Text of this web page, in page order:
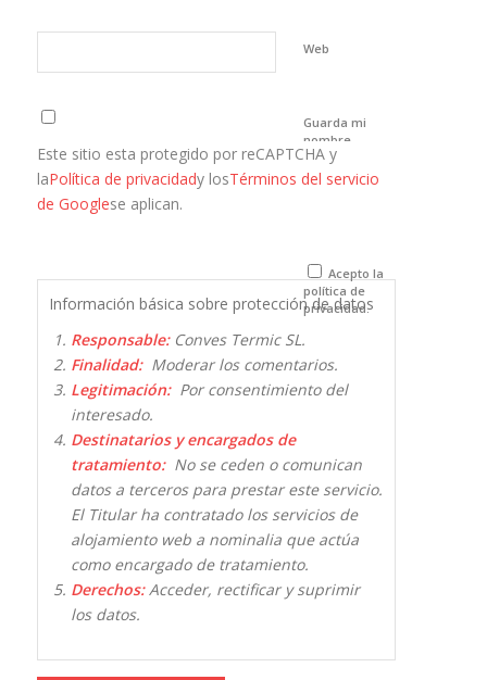
Web
Guarda mi
nombre,
correo
electrónico y
que comente.
Este sitio esta protegido por reCAPTCHA y
laPolítica de privacidady losTérminos del servicio
de Googlese aplican.
Acepto la
política de
privacidad.
Información básica sobre protección de datos
Responsable:Conves Termic SL.
Finalidad:Moderar los comentarios.
Legitimación:Por consentimiento del
interesado.
Destinatarios y encargados de
tratamiento:No se ceden o comunican
datos a terceros para prestar este servicio.
El Titular ha contratado los servicios de
alojamiento web a nominalia que actúa
como encargado de tratamiento.
Derechos:Acceder, rectificar y suprimir
los datos.